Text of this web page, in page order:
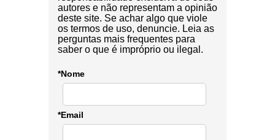
autores e não representam a opinião
deste site. Se achar algo que viole
os termos de uso, denuncie. Leia as
perguntas mais frequentes para
saber o que é impróprio ou ilegal.
*Nome
*Email